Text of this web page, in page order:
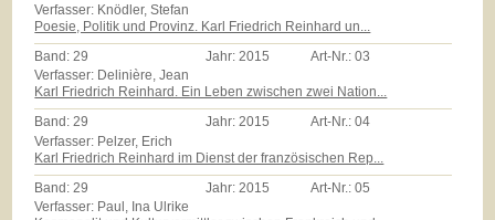
Verfasser: Knödler, Stefan
Poesie, Politik und Provinz. Karl Friedrich Reinhard un...
Band:29 Jahr:2015 Art-Nr.:03
Verfasser: Delinière, Jean
Karl Friedrich Reinhard. Ein Leben zwischen zwei Nation...
Band:29 Jahr:2015 Art-Nr.:04
Verfasser: Pelzer, Erich
Karl Friedrich Reinhard im Dienst der französischen Rep...
Band: 29 Jahr: 2015 Art-Nr.:05
Verfasser: Paul, Ina Ulrike